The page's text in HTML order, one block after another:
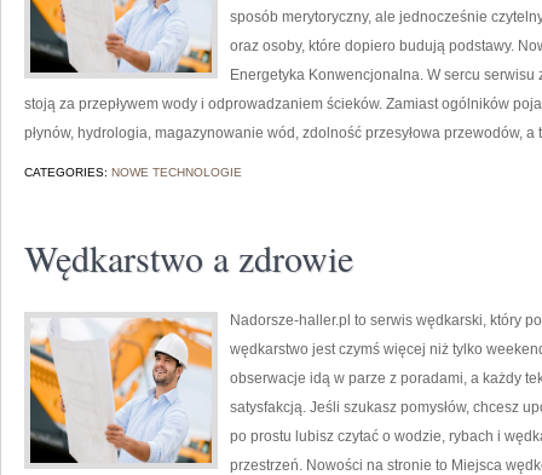
sposób merytoryczny, ale jednocześnie
oraz osoby, które dopiero budują podstawy.
Energetyka Konwencjonalna. W sercu
stoją za przepływem wody i odprowadzaniem ścieków. Zamiast ogólników
płynów, hydrologia, magazynowanie wód, zdolność przesyłowa przewodów,
CATEGORIES: NOWE TECHNOLOGIE
Wędkarstwo a zdrowie
Nadorsze-haller.pl to serwis wędkarski, który
wędkarstwo jest czymś więcej niż tylko
obserwacje idą w parze z poradami, a każdy
satysfakcją. Jeśli szukasz pomysłów, chcesz
po prostu lubisz czytać o wodzie, rybach i
przestrzeń. Nowości na stronie to Miejsca